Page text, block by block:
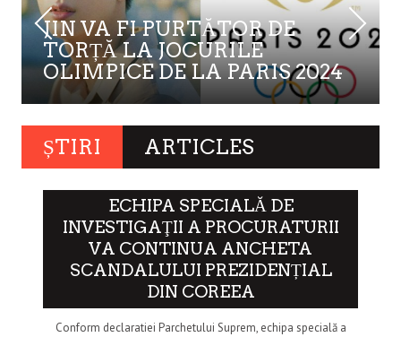
JIN VA FI PURTĂTOR DE
TORȚĂ LA JOCURILE
OLIMPICE DE LA PARIS 2024
ȘTIRI ARTICLES
ECHIPA SPECIALĂ DE
INVESTIGAŢII A PROCURATURII
VA CONTINUA ANCHETA
SCANDALULUI PREZIDENȚIAL
DIN COREEA
Conform declaratiei Parchetului Suprem, echipa specială a